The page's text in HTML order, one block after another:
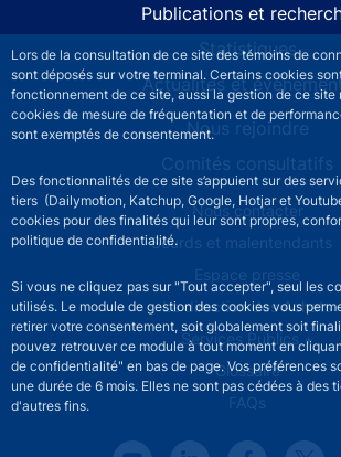
Lors de la consultation de ce site des témoins de
sont déposés sur votre terminal. Certains cookies
fonctionnement de ce site, aussi la gestion de ce site
cookies de mesure de fréquentation et de
sont exemptés de consentement.
Des fonctionnalités de ce site s’appuient sur des
tiers (Dailymotion, Katchup, Google, Hotjar et
cookies pour des finalités qui leur sont propres,
politique de confidentialité.
Si vous ne cliquez pas sur "Tout accepter", seul les
utilisés. Le module de gestion des cookies vous
retirer votre consentement, soit globalement soit
pouvez retrouver ce module à tout moment en
de confidentialité" en bas de page. Vos préférences
une durée de 6 mois. Elles ne sont pas cédées à des
d'autres fins.
Publications et
Statistiques
Actualités et
Nous rejoindre
Comités consultatifs
Footer secondary menuNous contacter
Sourds et malentendants
Espace presse
La direction des Achats
Services Publics +
Glossaire
FAQs